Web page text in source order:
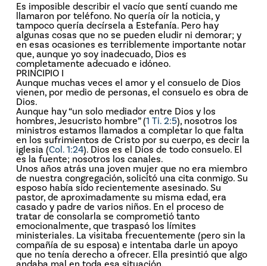
Es imposible describir el vacío que sentí cuando me
llamaron por teléfono. No quería oír la noticia, y
tampoco quería decírsela a Estefanía. Pero hay
algunas cosas que no se pueden eludir ni demorar; y
en esas ocasiones es terriblemente importante notar
que, aunque yo soy inadecuado, Dios es
completamente adecuado e idóneo.
PRINCIPIO I
Aunque muchas veces el amor y el consuelo de Dios
vienen, por medio de personas, el consuelo es obra de
Dios.
Aunque hay “un solo mediador entre Dios y los
hombres, Jesucristo hombre” (1 Ti. 2:5), nosotros los
ministros estamos llamados a completar lo que falta
en los sufrimientos de Cristo por su cuerpo, es decir la
iglesia (Col. 1:24). Dios es el Dios de todo consuelo. El
es la fuente; nosotros los canales.
Unos años atrás una joven mujer que no era miembro
de nuestra congregación, solicitó una cita conmigo. Su
esposo había sido recientemente asesinado. Su
pastor, de aproximadamente su misma edad, era
casado y padre de varios niños. En el proceso de
tratar de consolarla se comprometió tanto
emocionalmente, que traspasó los límites
ministeriales. La visitaba frecuentemente (pero sin la
compañía de su esposa) e intentaba darle un apoyo
que no tenía derecho a ofrecer. Ella presintió que algo